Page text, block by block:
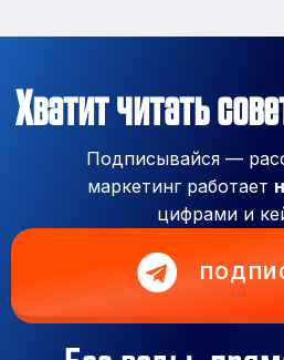
Хватит читать
Подписывайся —
маркетинг работает
цифрами и